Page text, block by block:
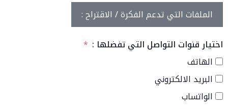
الملفات التي تدعم الفكرة / الاقتراح :
اختيار قنوات التواصل التي تفضلها :
الهاتف
البريد الالكتروني
الواتساب